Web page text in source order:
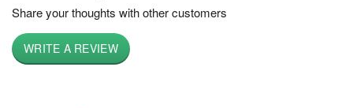
Share your thoughts with other customers
WRITE A REVIEW